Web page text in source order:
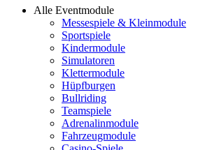
Alle Eventmodule
Messespiele & Kleinmodule
Sportspiele
Kindermodule
Simulatoren
Klettermodule
Hüpfburgen
Bullriding
Teamspiele
Adrenalinmodule
Fahrzeugmodule